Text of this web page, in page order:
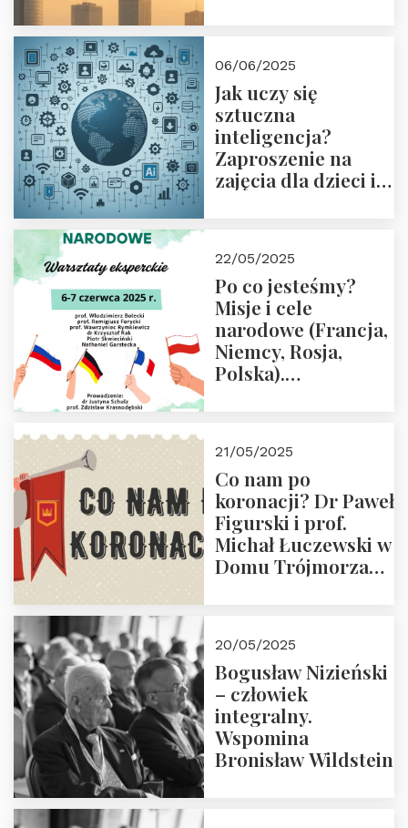
06/06/2025
Jak uczy się
sztuczna
inteligencja?
Zaproszenie na
zajęcia dla dzieci i
22/05/2025
Po co jesteśmy?
Misje i cele
narodowe (Francja,
Niemcy, Rosja,
Polska).
Zapraszamy do
zapisów.
21/05/2025
Co nam po
koronacji? Dr Paweł
Figurski i prof.
Michał Łuczewski w
Domu Trójmorza
20/05/2025
Bogusław Nizieński
– człowiek
integralny.
Wspomina
Bronisław Wildstein